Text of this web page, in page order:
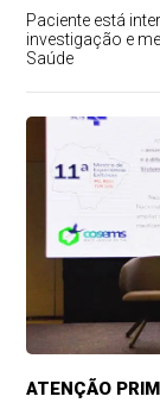
Paciente está
investigação e
Saúde
ATENÇÃO